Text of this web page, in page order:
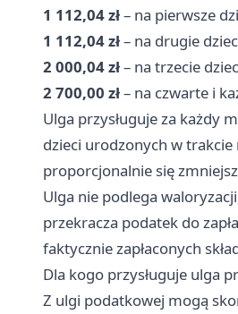
1 112,04 zł– na pierwsze
1 112,04 zł– na drugie
2 000,04 zł– na trzecie
2 700,00 zł– na czwarte i
Ulga przysługuje za każdy
dzieci urodzonych w
proporcjonalnie się
Ulga nie podlega
przekracza podatek do
faktycznie zapłaconych
Dla kogo przysługuje ulga
Z ulgi podatkowej mogą